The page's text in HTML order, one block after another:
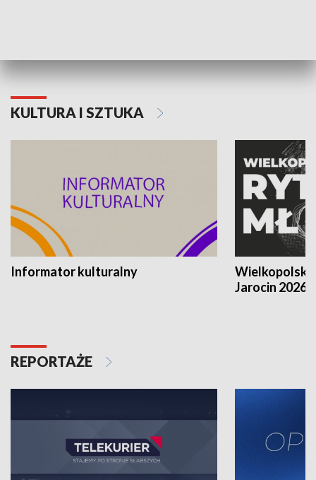
KULTURA I SZTUKA
Informator kulturalny
Jarocin 2026
REPORTAŻE